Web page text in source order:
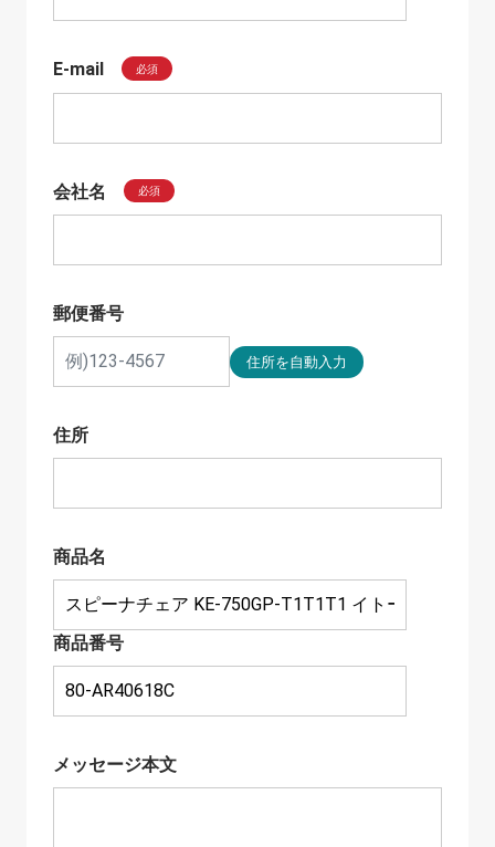
E-mail 必須
会社名 必須
郵便番号
住所
商品名
商品番号
メッセージ本文